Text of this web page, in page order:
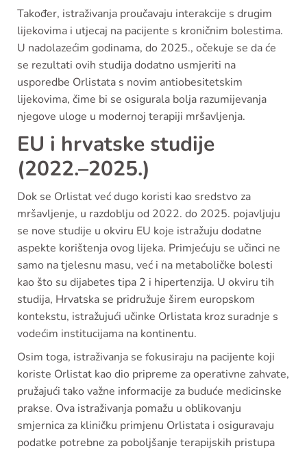
Također, istraživanja proučavaju interakcije s drugim
lijekovima i utjecaj na pacijente s kroničnim bolestima.
U nadolazećim godinama, do 2025., očekuje se da će
se rezultati ovih studija dodatno usmjeriti na
usporedbe Orlistata s novim antiobesitetskim
lijekovima, čime bi se osigurala bolja razumijevanja
njegove uloge u modernoj terapiji mršavljenja.
EU i hrvatske studije
(2022.–2025.)
Dok se Orlistat već dugo koristi kao sredstvo za
mršavljenje, u razdoblju od 2022. do 2025. pojavljuju
se nove studije u okviru EU koje istražuju dodatne
aspekte korištenja ovog lijeka. Primjećuju se učinci ne
samo na tjelesnu masu, već i na metaboličke bolesti
kao što su dijabetes tipa 2 i hipertenzija. U okviru tih
studija, Hrvatska se pridružuje širem europskom
kontekstu, istražujući učinke Orlistata kroz suradnje s
vodećim institucijama na kontinentu.
Osim toga, istraživanja se fokusiraju na pacijente koji
koriste Orlistat kao dio pripreme za operativne zahvate,
pružajući tako važne informacije za buduće medicinske
prakse. Ova istraživanja pomažu u oblikovanju
smjernica za kliničku primjenu Orlistata i osiguravaju
podatke potrebne za poboljšanje terapijskih pristupa